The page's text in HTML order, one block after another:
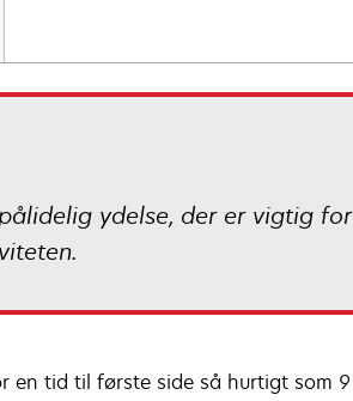
ydelse, der er vigtig for
en tid til første side så hurtigt som 9